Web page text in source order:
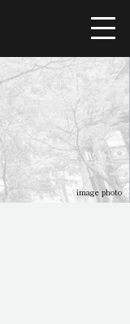
ロケーション
デザイン
設備仕様
image photo